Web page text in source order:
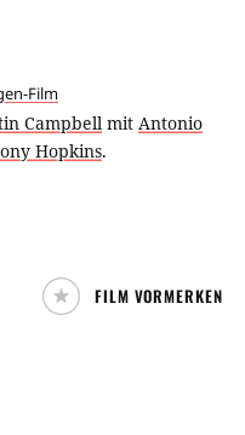
Film
Campbell mit Antonio
Hopkins.
FILM VORMERKEN